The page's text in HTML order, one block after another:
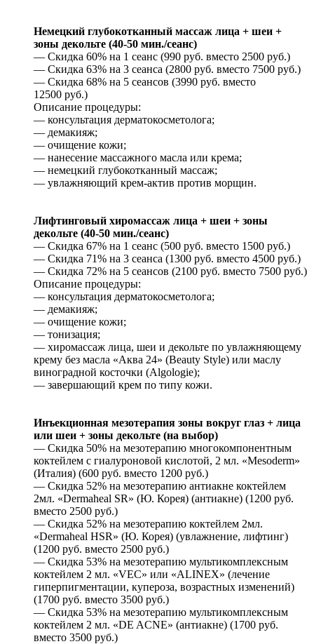
Немецкий глубокотканный массаж лица + шеи +
зоны декольте (40-50 мин./сеанс)
— Скидка 60% на 1 сеанс (990 руб. вместо 2500 руб.)
— Скидка 63% на 3 сеанса (2800 руб. вместо 7500 руб.)
— Скидка 68% на 5 сеансов (3990 руб. вместо
12500 руб.)
Описание процедуры:
— консультация дерматокосметолога;
— демакияж;
— очищение кожи;
— нанесение массажного масла или крема;
— немецкий глубокотканный массаж;
— увлажняющий крем-актив против морщин.
Лифтинговый хиромассаж лица + шеи + зоны
декольте (40-50 мин./сеанс)
— Скидка 67% на 1 сеанс (500 руб. вместо 1500 руб.)
— Скидка 71% на 3 сеанса (1300 руб. вместо 4500 руб.)
— Скидка 72% на 5 сеансов (2100 руб. вместо 7500 руб.)
Описание процедуры:
— консультация дерматокосметолога;
— демакияж;
— очищение кожи;
— тонизация;
— хиромассаж лица, шеи и декольте по увлажняющему
крему без масла «Аква 24» (Beauty Style) или маслу
виноградной косточки (Algologie);
— завершающий крем по типу кожи.
Инъекционная мезотерапия зоны вокруг глаз + лица
или шеи + зоны декольте (на выбор)
— Скидка 50% на мезотерапию многокомпонентным
коктейлем с гиалуроновой кислотой, 2 мл. «Mesoderm»
(Италия) (600 руб. вместо 1200 руб.)
— Скидка 52% на мезотерапию антиакне коктейлем
2мл. «Dermaheal SR» (Ю. Корея) (антиакне) (1200 руб.
вместо 2500 руб.)
— Скидка 52% на мезотерапию коктейлем 2мл.
«Dermaheal HSR» (Ю. Корея) (увлажнение, лифтинг)
(1200 руб. вместо 2500 руб.)
— Скидка 53% на мезотерапию мультикомплексным
коктейлем 2 мл. «VEC» или «ALINEX» (лечение
гиперпигментации, купероза, возрастных изменений)
(1700 руб. вместо 3500 руб.)
— Скидка 53% на мезотерапию мультикомплексным
коктейлем 2 мл. «DE ACNE» (антиакне) (1700 руб.
вместо 3500 руб.)